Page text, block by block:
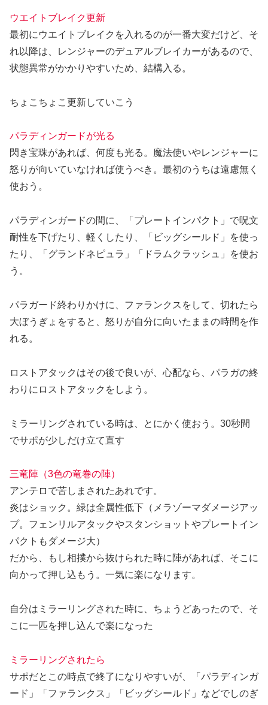
ウエイトブレイク更新
最初にウエイトブレイクを入れるのが一番大変だけど、そ
れ以降は、レンジャーのデュアルブレイカーがあるので、
状態異常がかかりやすいため、結構入る。
ちょこちょこ更新していこう
パラディンガードが光る
閃き宝珠があれば、何度も光る。魔法使いやレンジャーに
怒りが向いていなければ使うべき。最初のうちは遠慮無く
使おう。
パラディンガードの間に、「プレートインパクト」で呪文
耐性を下げたり、軽くしたり、「ビッグシールド」を使っ
たり、「グランドネピュラ」「ドラムクラッシュ」を使お
う。
パラガード終わりかけに、ファランクスをして、切れたら
大ぼうぎょをすると、怒りが自分に向いたままの時間を作
れる。
ロストアタックはその後で良いが、心配なら、パラガの終
わりにロストアタックをしよう。
ミラーリングされている時は、とにかく使おう。30秒間
でサポが少しだけ立て直す
三竜陣（3色の竜巻の陣）
アンテロで苦しまされたあれです。
炎はショック。緑は全属性低下（メラゾーマダメージアッ
プ。フェンリルアタックやスタンショットやプレートイン
パクトもダメージ大）
だから、もし相撲から抜けられた時に陣があれば、そこに
向かって押し込もう。一気に楽になります。
自分はミラーリングされた時に、ちょうどあったので、そ
こに一匹を押し込んで楽になった
ミラーリングされたら
サポだとこの時点で終了になりやすいが、「パラディンガ
ード」「ファランクス」「ビッグシールド」などでしのぎ